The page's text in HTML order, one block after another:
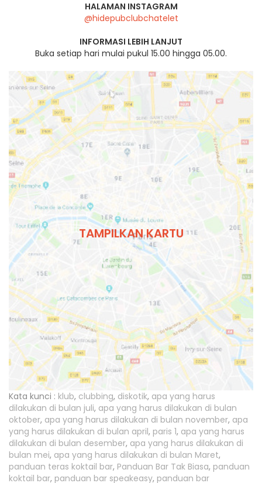
HALAMAN INSTAGRAM
@hidepubclubchatelet
INFORMASI LEBIH LANJUT
Buka setiap hari mulai pukul 15.00 hingga 05.00.
TAMPILKAN KARTU
Kata kunci : klub, clubbing, diskotik, apa yang harus
dilakukan di bulan juli, apa yang harus dilakukan di bulan
oktober, apa yang harus dilakukan di bulan november, apa
yang harus dilakukan di bulan april, paris 1, apa yang harus
dilakukan di bulan desember, apa yang harus dilakukan di
bulan mei, apa yang harus dilakukan di bulan Maret,
panduan teras koktail bar, Panduan Bar Tak Biasa, panduan
koktail bar, panduan bar speakeasy, panduan bar